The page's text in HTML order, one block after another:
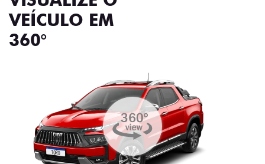
VEÍCULO EM
360°